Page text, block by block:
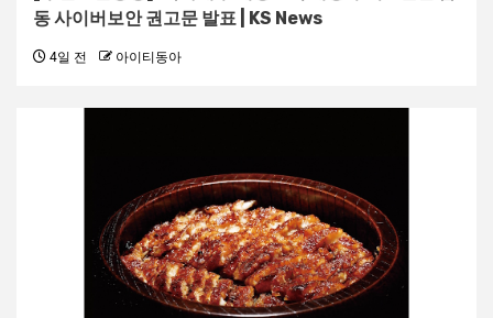
동 사이버보안 권고문 발표 | KS News
4일 전 아이티동아